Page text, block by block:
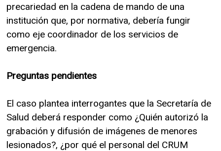
precariedad en la cadena de mando de una
institución que, por normativa, debería fungir
como eje coordinador de los servicios de
emergencia.
Preguntas pendientes
El caso plantea interrogantes que la Secretaría de
Salud deberá responder como ¿Quién autorizó la
grabación y difusión de imágenes de menores
lesionados?, ¿por qué el personal del CRUM